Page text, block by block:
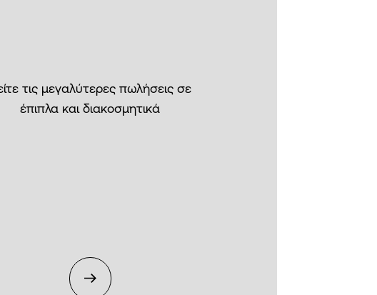
τις μεγαλύτερες πωλήσεις σε
έπιπλα και διακοσμητικά